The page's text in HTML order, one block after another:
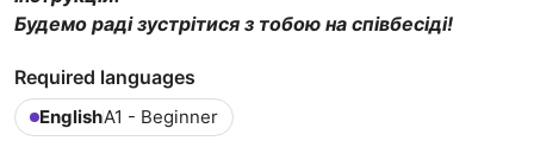
Будемо раді зустрітися з тобою на співбесіді!
Required languages
EnglishA1 - Beginner